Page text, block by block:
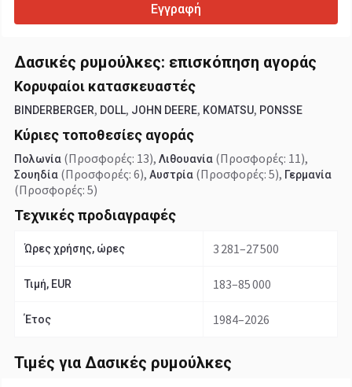
Εγγραφή
Δασικές ρυμούλκες: επισκόπηση αγοράς
Κορυφαίοι κατασκευαστές
BINDERBERGER, DOLL, JOHN DEERE, KOMATSU, PONSSE
Κύριες τοποθεσίες αγοράς
Πολωνία (Προσφορές: 13), Λιθουανία (Προσφορές: 11),
Σουηδία (Προσφορές: 6), Αυστρία (Προσφορές: 5), Γερμανία
(Προσφορές: 5)
Τεχνικές προδιαγραφές
Ώρες χρήσης, ώρες 3 281–27 500
Τιμή, EUR 183–85 000
Έτος 1984–2026
Τιμές για Δασικές ρυμούλκες